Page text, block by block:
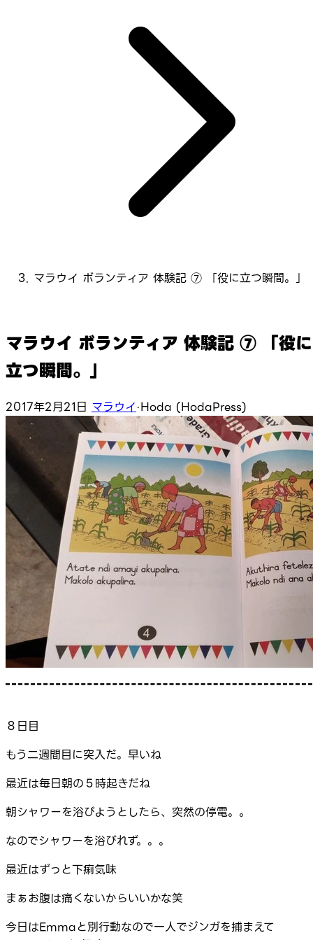
マラウイ ボランティア 体験記 ⑦ 「役に立つ瞬間。」
マラウイ ボランティア 体験記 ⑦ 「役に
立つ瞬間。」
2017年2月21日 マラウイ·Hoda (HodaPress)
８日目
もう二週間目に突入だ。早いね
最近は毎日朝の５時起きだね
朝シャワーを浴びようとしたら、突然の停電。。
なのでシャワーを浴びれず。。。
最近はずっと下痢気味
まぁお腹は痛くないからいいかな笑
今日はEmmaと別行動なので一人でジンガを捕まえて